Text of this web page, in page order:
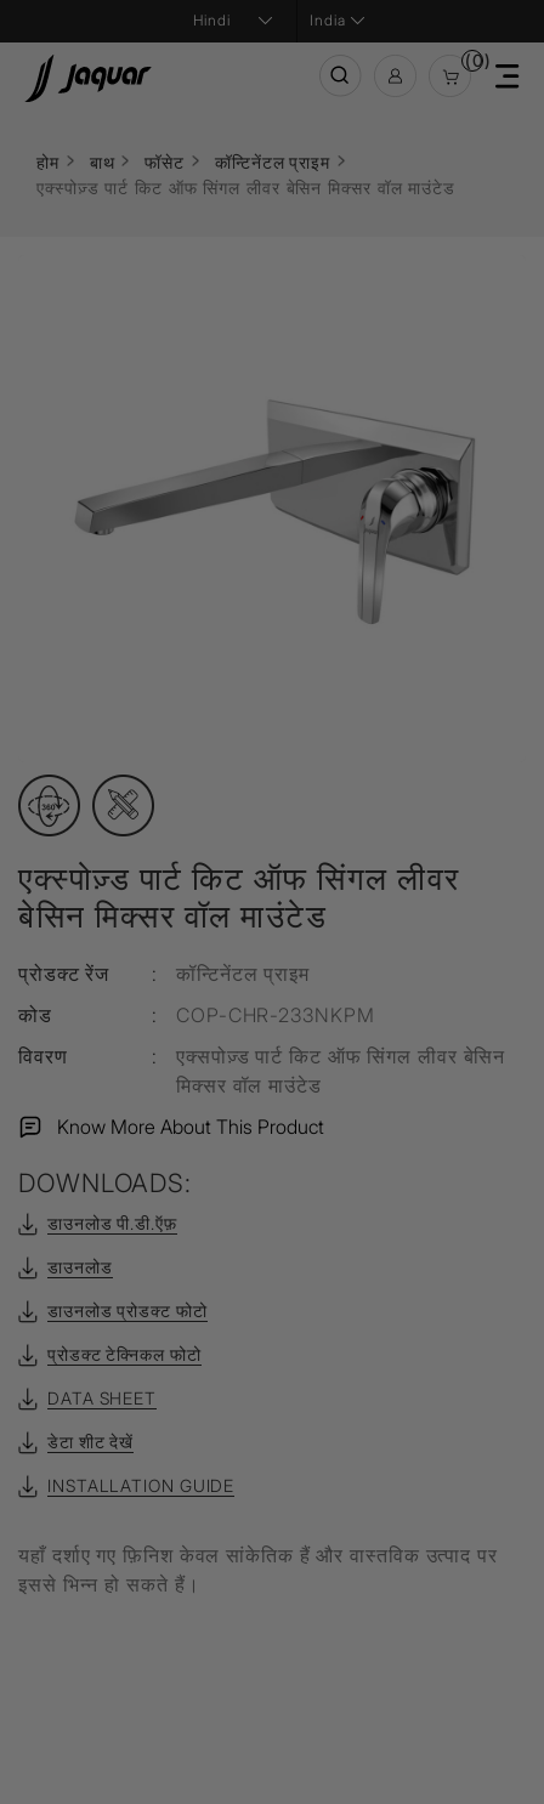
India
(0)
होम बाथ फॉसेट
कॉन्टिनेंटल प्राइम
एक्स्पोज़्ड पार्ट किट ऑफ सिंगल लीवर बेसिन मिक्सर वॉल माउंटेड
एक्स्पोज़्ड पार्ट किट ऑफ सिंगल लीवर
बेसिन मिक्सर वॉल माउंटेड
प्रोडक्ट रेंज :
कॉन्टिनेंटल प्राइम
कोड
:
COP-CHR-233NKPM
विवरण
:
एक्सपोज़्ड पार्ट किट ऑफ सिंगल लीवर बेसिन
मिक्सर वॉल माउंटेड
Know More About This Product
DOWNLOADS:
डाउनलोड पी.डी.ऍफ़
डाउनलोड
डाउनलोड प्रोडक्ट फोटो
प्रोडक्ट टेक्निकल फोटो
DATA SHEET
डेटा शीट देखें
INSTALLATION GUIDE
यहाँ दर्शाए गए फ़िनिश केवल सांकेतिक हैं और वास्तविक उत्पाद पर
इससे भिन्न हो सकते हैं।